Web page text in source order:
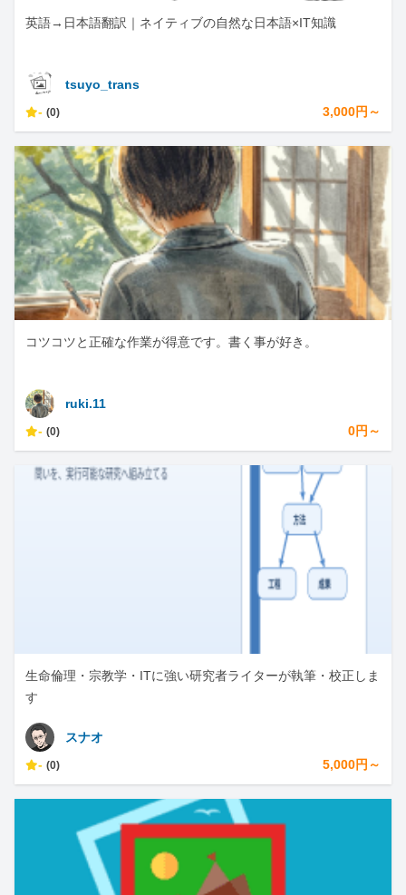
英語→日本語翻訳｜ネイティブの自然な日本語×IT知識
tsuyo_trans
- (0) 3,000円～
コツコツと正確な作業が得意です。書く事が好き。
ruki.11
- (0) 0円～
生命倫理・宗教学・ITに強い研究者ライターが執筆・校正しま
す
スナオ
- (0) 5,000円～